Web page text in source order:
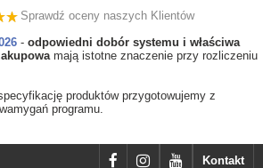
Sprawdź oceny naszych Klientów
- odpowiedni dobór systemu i właściwa
mają istotne znaczenie przy rozliczeniu
produktów przygotowujemy z
programu.
Kontakt